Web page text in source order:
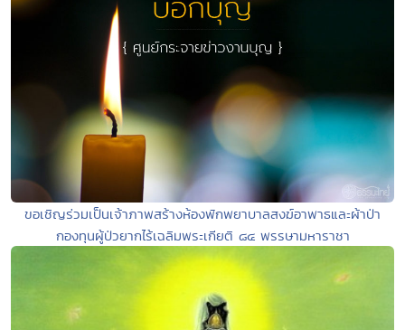
ขอเชิญร่วมเป็นเจ้าภาพสร้างห้องพักพยาบาลสงฆ์อาพาธและผ้าป่า
กองทุนผู้ป่วยากไร้เฉลิมพระเกียติ ๘๔ พรรษามหาราชา